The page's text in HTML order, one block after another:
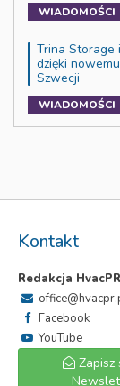
WIADOMOŚCI
Trina Storage
dzięki
Szwecji
WIADOMOŚCI
Kontakt
Redakcja HvacPR
Facebook
YouTube
Zapisz